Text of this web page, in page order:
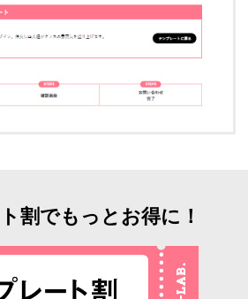
割でもっとお得に！